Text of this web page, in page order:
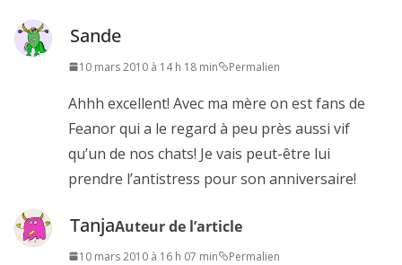
Sande
10 mars 2010 à 14 h 18 min Permalien
Ahhh excellent! Avec ma mère on est fans de
Feanor qui a le regard à peu près aussi vif
qu’un de nos chats! Je vais peut-être lui
prendre l’antistress pour son anniversaire!
TanjaAuteur de l’article
10 mars 2010 à 16 h 07 min Permalien